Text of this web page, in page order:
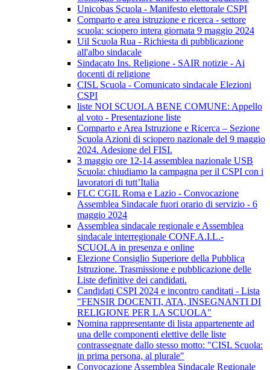
Unicobas Scuola - Manifesto elettorale CSPI
Comparto e area istruzione e ricerca - settore
scuola: sciopero intera giornata 9 maggio 2024
Uil Scuola Rua - Richiesta di pubblicazione
all'albo sindacale
Sindacato Ins. Religione - SAIR notizie - Ai
docenti di religione
CISL Scuola - Comunicato sindacale Elezioni
CSPI
liste NOI SCUOLA BENE COMUNE: Appello
al voto - Presentazione liste
Comparto e Area Istruzione e Ricerca – Sezione
Scuola Azioni di sciopero nazionale del 9 maggio
2024. Adesione del FISI.
3 maggio ore 12-14 assemblea nazionale USB
Scuola: chiudiamo la campagna per il CSPI con i
lavoratori di tutt’Italia
FLC CGIL Roma e Lazio - Convocazione
Assemblea Sindacale fuori orario di servizio - 6
maggio 2024
Assemblea sindacale regionale e Assemblea
sindacale interregionale CONF.A.I.L.-
SCUOLA in presenza e online
Elezione Consiglio Superiore della Pubblica
Istruzione. Trasmissione e pubblicazione delle
Liste definitive dei candidati.
Candidati CSPI 2024 e incontro canditati - Lista
"FENSIR DOCENTI, ATA, INSEGNANTI DI
RELIGIONE PER LA SCUOLA"
Nomina rappresentante di lista appartenente ad
una delle componenti elettive delle liste
contrassegnate dallo stesso motto: "CISL Scuola:
in prima persona, al plurale"
Convocazione Assemblea Sindacale Regionale